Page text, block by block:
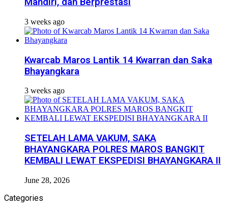
3 weeks ago
Kwarcab Maros Lantik 14 Kwarran dan Saka
Bhayangkara
3 weeks ago
SETELAH LAMA VAKUM, SAKA
BHAYANGKARA POLRES MAROS BANGKIT
KEMBALI LEWAT EKSPEDISI BHAYANGKARA II
June 28, 2026
Categories